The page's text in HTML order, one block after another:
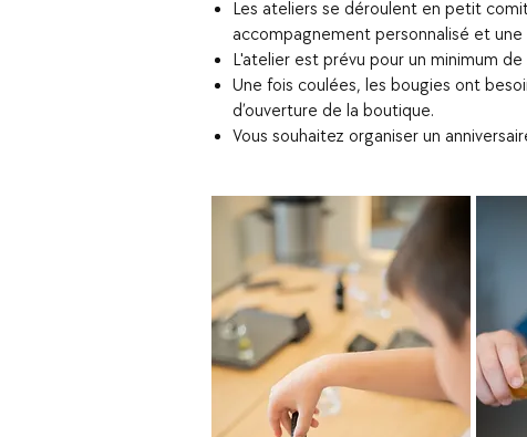
Les ateliers se déroulent en petit
accompagnement personnalisé et une
L'atelier est prévu pour un minimum de
Une fois coulées, les bougies ont
d’ouverture de la boutique.
Vous souhaitez organiser un